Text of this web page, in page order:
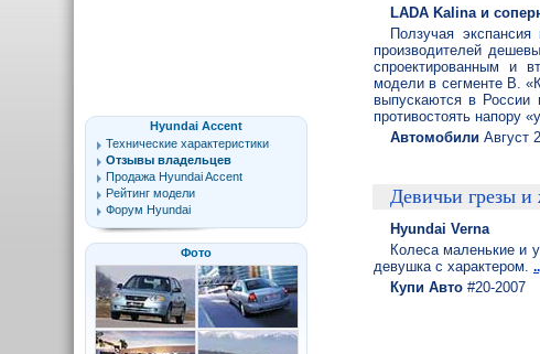
Hyundai Accent
Технические характеристики
Отзывы владельцев
Продажа Hyundai Accent
Рейтинг модели
Форум Hyundai
Фото
LADA Kalina и
Ползучая
производителей
спроектированным и
модели в сегменте В.
выпускаются в России
противостоять напору
Автомобили Август
Девичьи грезы и
Hyundai Verna
Колеса маленькие и
девушка с характером.
Купи Авто #20-2007